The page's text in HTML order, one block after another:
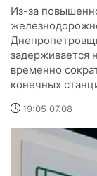
Из-за
задерживается
временно
конечных
19:05 07.08